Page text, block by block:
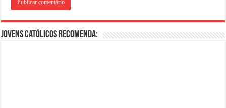
Jovens Católicos Recomenda: